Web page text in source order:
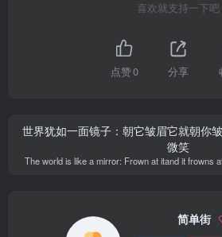
喜欢就支持一下吧
点赞0 分享
世界犹如一面镜子：朝它皱眉它就朝你
微笑
The world is like a mirror: Frown at itand it frowns
简单街